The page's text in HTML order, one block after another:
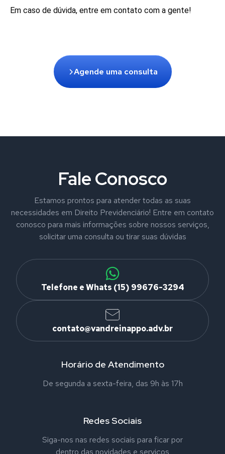
Em caso de dúvida, entre em contato com a gente!
Agende uma consulta
Fale Conosco
Estamos prontos para atender todas as suas
necessidades em Direito Previdenciário! Entre em contato
conosco para mais informações sobre nossos serviços,
solicitar uma consulta ou tirar suas dúvidas
Telefone e Whats (15) 99676-3294
contato@vandreinappo.adv.br
Horário de Atendimento
De segunda a sexta-feira, das 9h às 17h
Redes Sociais
Siga-nos nas redes sociais para ficar por
dentro das novidades e serviços